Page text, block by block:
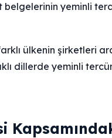
yeminli
ülkenin şirketleri
dillerde yeminli